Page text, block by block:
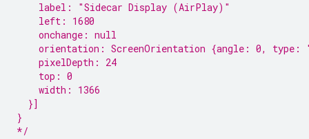
    label: "Sidecar Display (AirPlay)"
    left: 1680
    onchange: null
orientation: ScreenOrientation {angle: 0, type:
    pixelDepth: 24
    top: 0
    width: 1366
  }]
}
*/